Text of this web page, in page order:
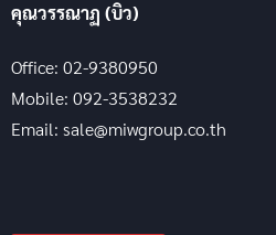
คุณวรรณาฏ (บิว)
Office: 02-9380950
Mobile: 092-3538232
Email: sale@miwgroup.co.th